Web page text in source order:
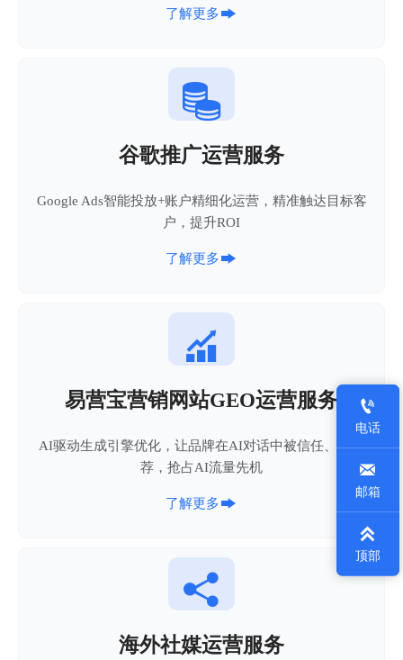
了解更多

谷歌推广运营服务
Google Ads智能投放+账户精细化运营，精准触达目标客
户，提升ROI
了解更多

易营宝营销网站GEO运营服务
AI驱动生成引擎优化，让品牌在AI对话中被信任、被推
荐，抢占AI流量先机
了解更多

海外社媒运营服务

电话

邮箱

顶部